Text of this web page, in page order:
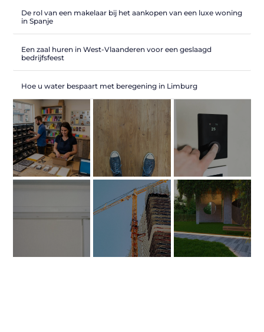
De rol van een makelaar bij het aankopen van een luxe woning
in Spanje
Een zaal huren in West-Vlaanderen voor een geslaagd
bedrijfsfeest
Hoe u water bespaart met beregening in Limburg